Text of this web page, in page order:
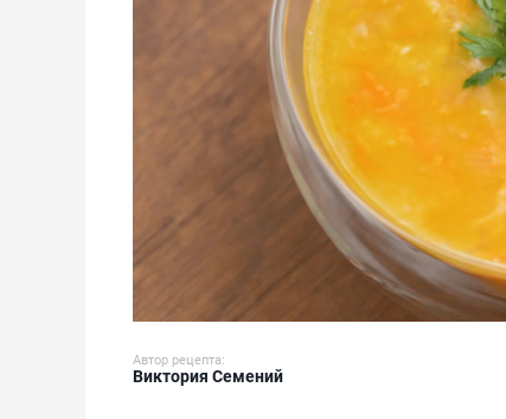
Автор рецепта:
Виктория Семений